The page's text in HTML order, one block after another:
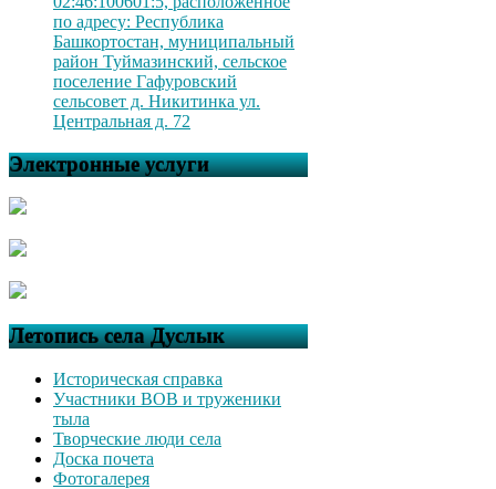
по адресу: Республика
Башкортостан, муниципальный
район Туймазинский, сельское
поселение Гафуровский
сельсовет д. Никитинка ул.
Центральная д. 72
Электронные услуги
Летопись села Дуслык
Историческая справка
Участники ВОВ и труженики
тыла
Творческие люди села
Доска почета
Фотогалерея